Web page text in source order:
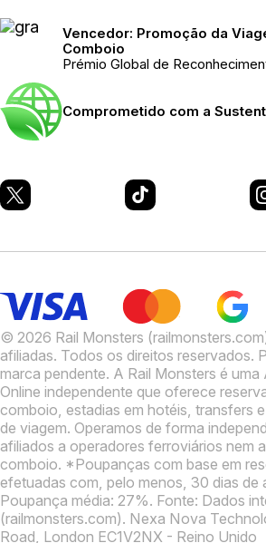
Vencedor: Promoção da
Comboio
Prémio Global de
Comprometido com a
© 2026 Rail Monsters
afiliadas. Todos os direitos reservados.
marca pendente. A Rail Monsters é
Online independente que oferece
comboio, estadias em hotéis, transfers
de viagem. Operamos de forma
afiliados a operadores ferroviários nem
comboio. *Poupanças com base em
efetuadas com, pelo menos, 30 dias de
Poupança média: 27%. Fonte: Dados
(railmonsters.com). Nexa Nova
Road, London EC1V2NX - Reino Unido